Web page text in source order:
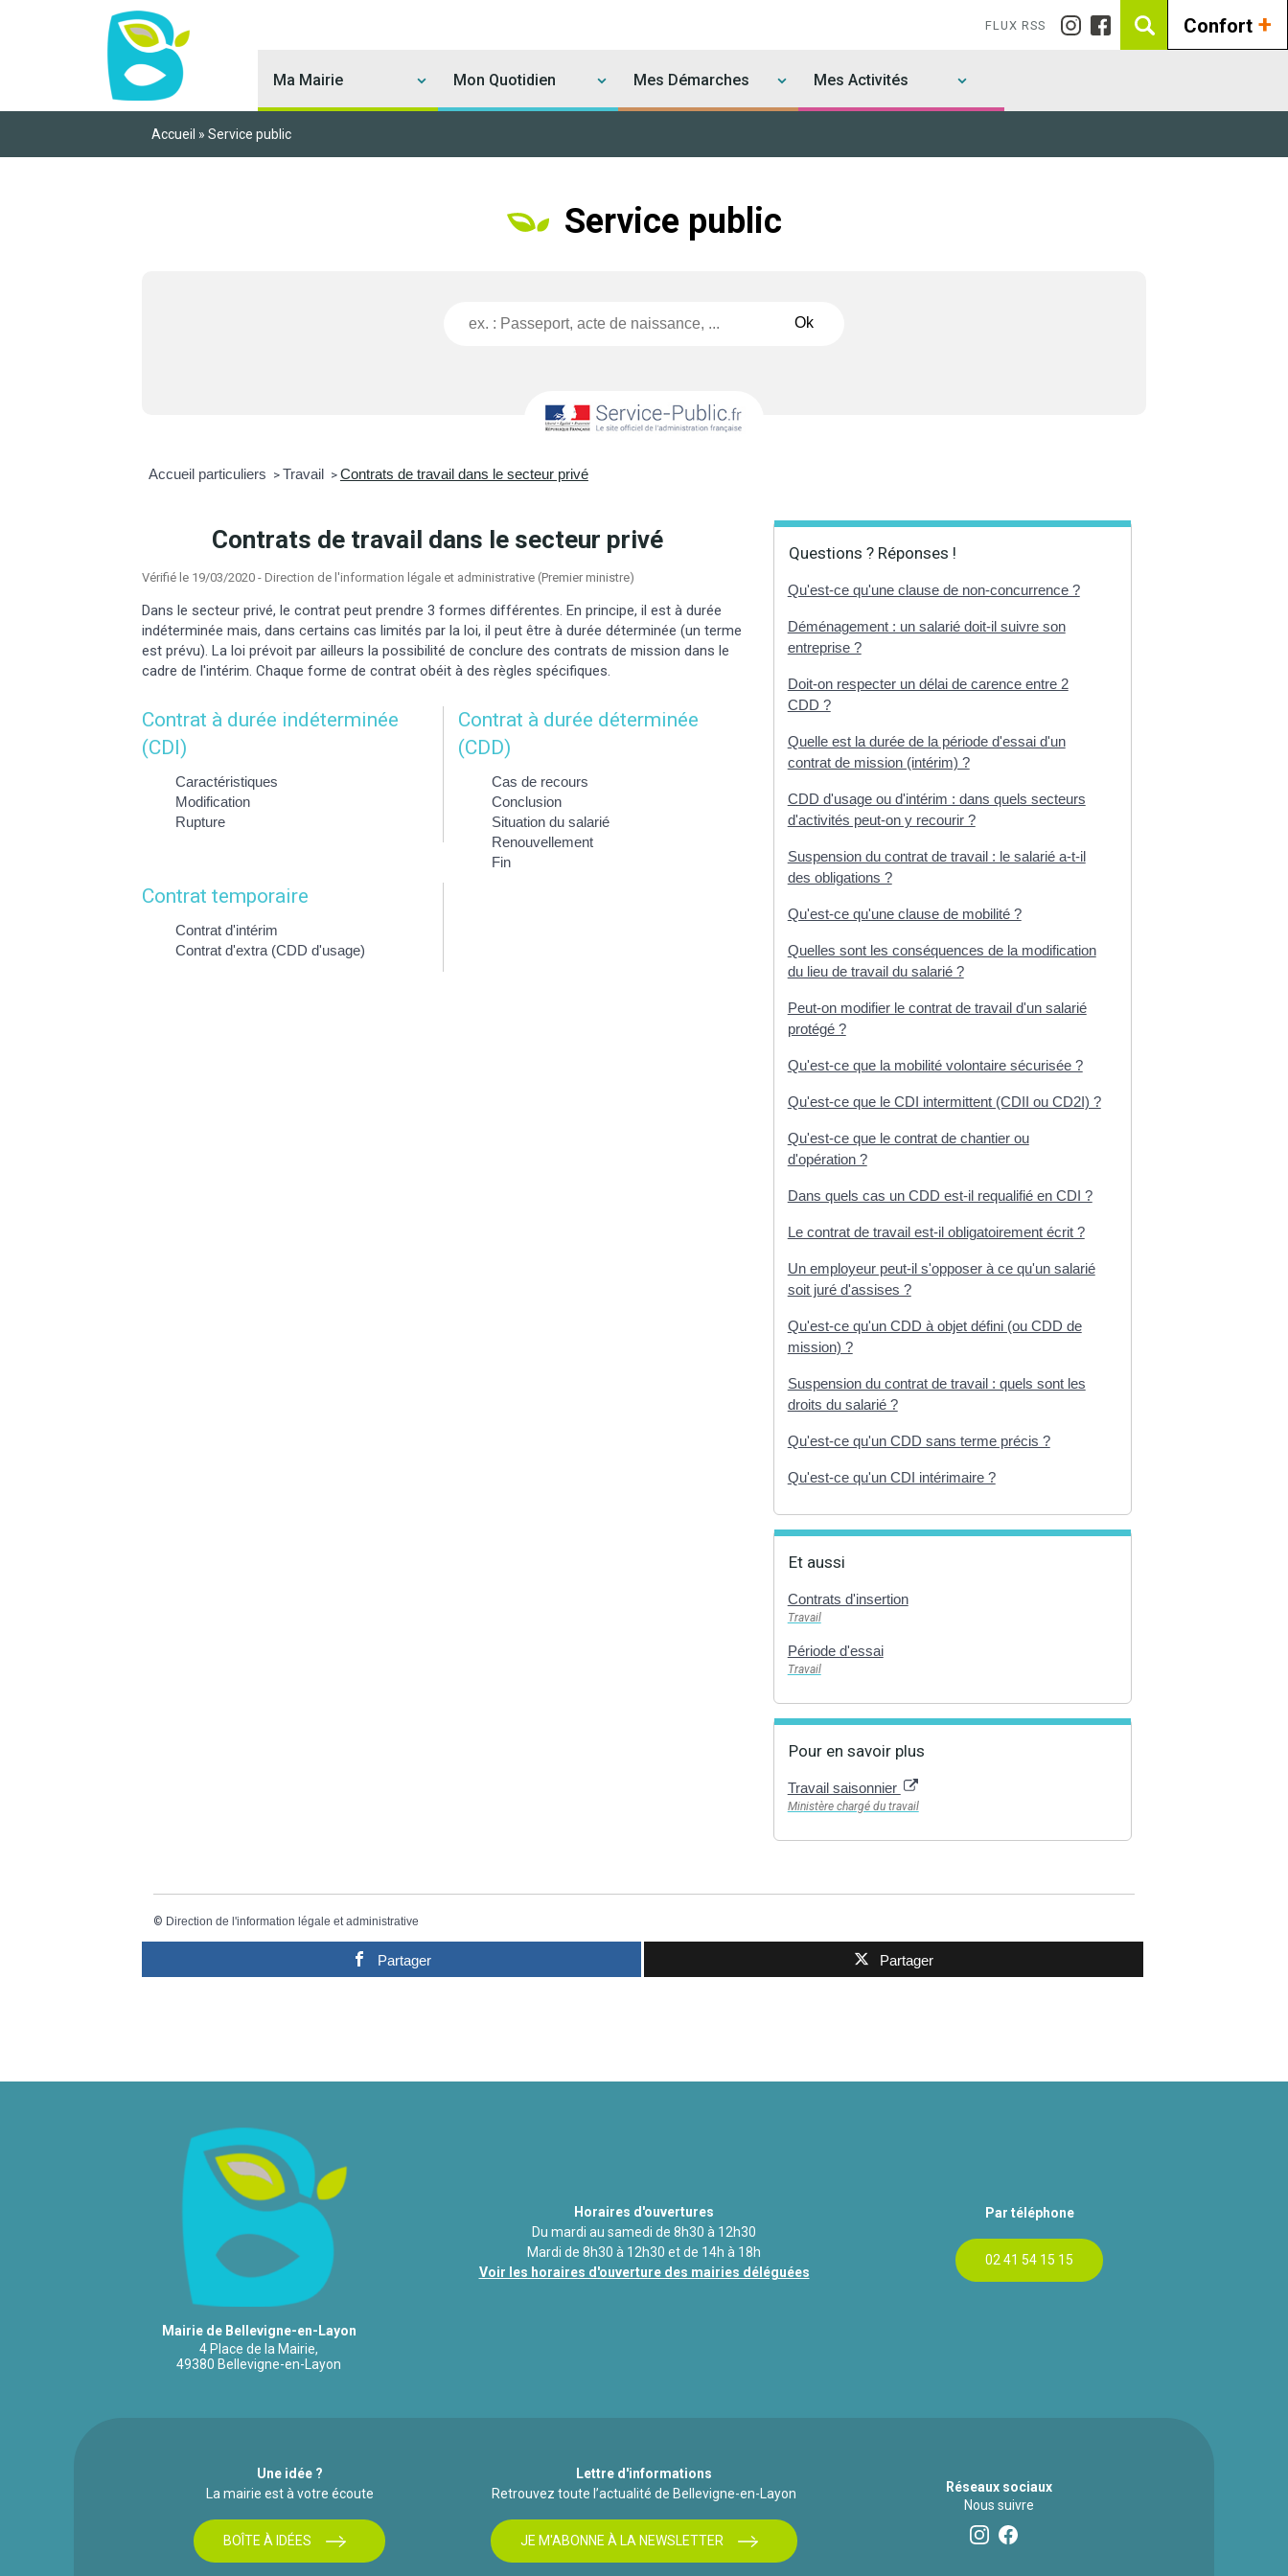
Confort +
FLUX RSS
Ma Mairie Mon Quotidien Mes Démarches Mes Activités
Accueil » Service public
Service public
Accueil particuliers > Travail > Contrats de travail dans le secteur privé
Contrats de travail dans le secteur privé
Vérifié le 19/03/2020 - Direction de l'information légale et administrative (Premier ministre)
Dans le secteur privé, le contrat peut prendre 3 formes différentes. En principe, il est à durée
indéterminée mais, dans certains cas limités par la loi, il peut être à durée déterminée (un terme
est prévu). La loi prévoit par ailleurs la possibilité de conclure des contrats de mission dans le
cadre de l'intérim. Chaque forme de contrat obéit à des règles spécifiques.
Contrat à durée indéterminée
(CDI)
Caractéristiques
Modification
Rupture
Contrat à durée déterminée
(CDD)
Cas de recours
Conclusion
Situation du salarié
Renouvellement
Fin
Contrat temporaire
Contrat d'intérim
Contrat d'extra (CDD d'usage)
Questions ? Réponses !
Qu'est-ce qu'une clause de non-concurrence ?
Déménagement : un salarié doit-il suivre son
entreprise ?
Doit-on respecter un délai de carence entre 2
CDD ?
Quelle est la durée de la période d'essai d'un
contrat de mission (intérim) ?
CDD d'usage ou d'intérim : dans quels secteurs
d'activités peut-on y recourir ?
Suspension du contrat de travail : le salarié a-t-il
des obligations ?
Qu'est-ce qu'une clause de mobilité ?
Quelles sont les conséquences de la modification
du lieu de travail du salarié ?
Peut-on modifier le contrat de travail d'un salarié
protégé ?
Qu'est-ce que la mobilité volontaire sécurisée ?
Qu'est-ce que le CDI intermittent (CDII ou CD2I) ?
Qu'est-ce que le contrat de chantier ou
d'opération ?
Dans quels cas un CDD est-il requalifié en CDI ?
Le contrat de travail est-il obligatoirement écrit ?
Un employeur peut-il s'opposer à ce qu'un salarié
soit juré d'assises ?
Qu'est-ce qu'un CDD à objet défini (ou CDD de
mission) ?
Suspension du contrat de travail : quels sont les
droits du salarié ?
Qu'est-ce qu'un CDD sans terme précis ?
Qu'est-ce qu'un CDI intérimaire ?
Et aussi
Contrats d'insertion
Travail
Période d'essai
Travail
Pour en savoir plus
Travail saisonnier
Ministère chargé du travail
© Direction de l'information légale et administrative
Partager Partager
Mairie de Bellevigne-en-Layon
4 Place de la Mairie,
49380 Bellevigne-en-Layon
Horaires d'ouvertures
Du mardi au samedi de 8h30 à 12h30
Mardi de 8h30 à 12h30 et de 14h à 18h
Voir les horaires d'ouverture des mairies déléguées
Par téléphone
02 41 54 15 15
Une idée ?
La mairie est à votre écoute
BOÎTE À IDÉES
Lettre d'informations
Retrouvez toute l’actualité de Bellevigne-en-Layon
JE M'ABONNE À LA NEWSLETTER
Réseaux sociaux
Nous suivre